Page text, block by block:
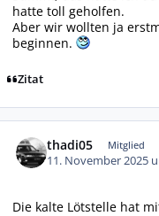
hatte toll geholfen.
Aber wir wollten ja
beginnen.
Zitat
thadi05 Mitglied
11. November 2025
Die kalte Lötstelle hat